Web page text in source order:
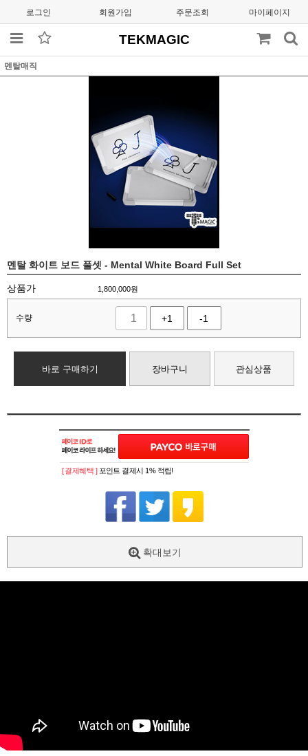
로그인 회원가입 주문조회 마이페이지
TEKMAGIC
멘탈매직
멘탈 화이트 보드 풀셋 - Mental White Board Full Set
상품가 1,800,000원
수량 +1 -1
바로 구매하기 장바구니 관심상품
[ 결제혜택 ] 포인트 결제시 1% 적립!
확대보기